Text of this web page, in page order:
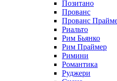
Позитано
Прованс
Прованс
Риальто
Рим Бьянко
Рим Праймер
Римини
Романтика
Руджери